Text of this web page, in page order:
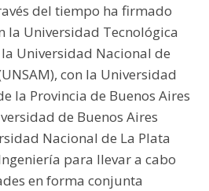
del tiempo ha firmado
la Universidad Tecnológica
Universidad Nacional de
con la Universidad
la Provincia de Buenos Aires
de Buenos Aires
Nacional de La Plata
para llevar a cabo
en forma conjunta